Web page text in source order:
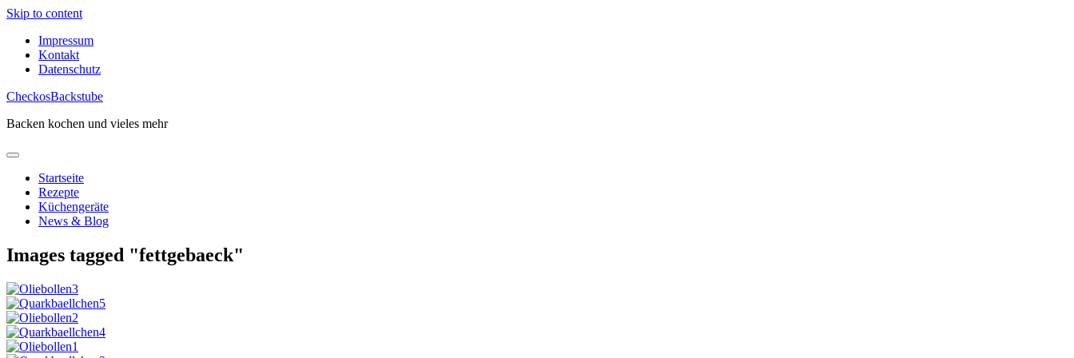
Skip to content
Impressum
Kontakt
Datenschutz
CheckosBackstube
Backen kochen und vieles mehr
Startseite
Rezepte
Küchengeräte
News & Blog
Images tagged "fettgebaeck"